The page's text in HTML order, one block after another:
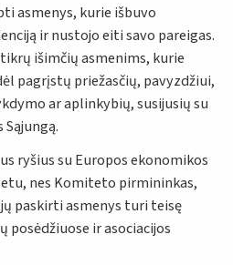
asmenys, kurie išbuvo
ir nustojo eiti savo pareigas.
išimčių asmenims, kurie
pagrįstų priežasčių, pavyzdžiui,
ar aplinkybių, susijusių su
ryšius su Europos ekonomikos
nes Komiteto pirmininkas,
paskirti asmenys turi teisę
ir asociacijos